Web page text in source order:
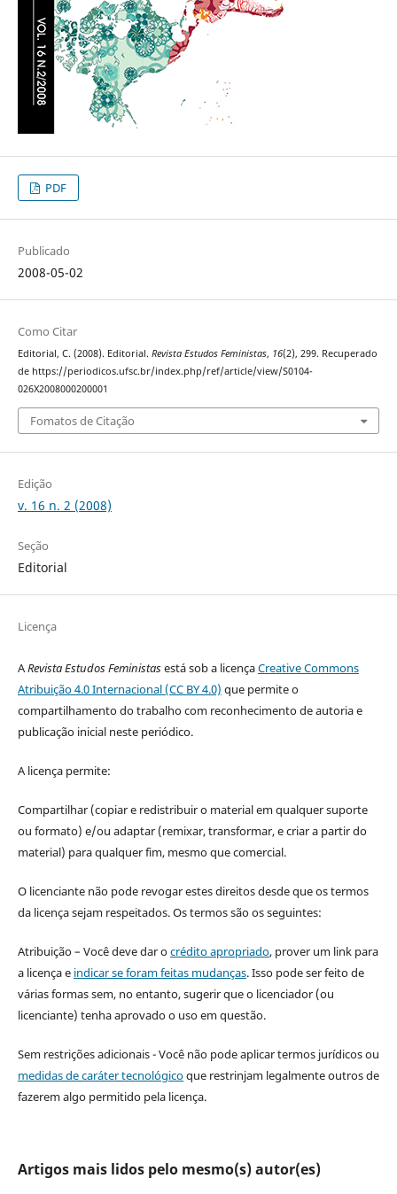
PDF
Publicado
2008-05-02
Como Citar
Editorial, C. (2008). Editorial. Revista Estudos Feministas, 16(2), 299. Recuperado
de https://periodicos.ufsc.br/index.php/ref/article/view/S0104-
026X2008000200001
Fomatos de Citação
Edição
v. 16 n. 2 (2008)
Seção
Editorial
Licença
ARevista Estudos Feministasestá sob a licençaCreative Commons
Atribuição 4.0 Internacional (CC BY 4.0) que permite o
compartilhamento do trabalho com reconhecimento de autoria e
publicação inicial neste periódico.
A licença permite:
Compartilhar (copiar e redistribuir o material em qualquer suporte
ou formato) e/ou adaptar (remixar, transformar, e criar a partir do
material) para qualquer fim, mesmo que comercial.
O licenciante não pode revogar estes direitos desde que os termos
da licença sejam respeitados. Os termos são os seguintes:
Atribuição – Você deve dar ocrédito apropriado, prover um link para
a licença e indicar se foram feitas mudanças. Isso pode ser feito de
várias formas sem, no entanto, sugerir que o licenciador (ou
licenciante) tenha aprovado o uso em questão.
Sem restrições adicionais - Você não pode aplicar termos jurídicos ou
medidas de caráter tecnológicoque restrinjam legalmente outros de
fazerem algo permitido pela licença.
Artigos mais lidos pelo mesmo(s) autor(es)